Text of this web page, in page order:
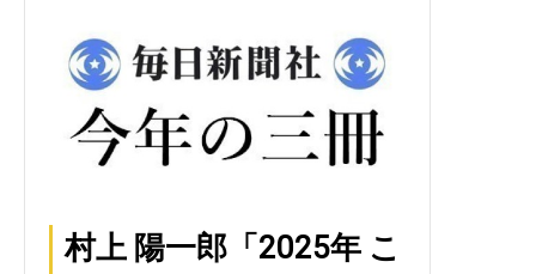
村上 陽一郎「2025年 こ